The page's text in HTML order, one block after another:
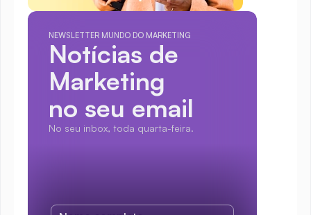
NEWSLETTER MUNDO DO MARKETING
Notícias de
Marketing
no seu email
No seu inbox, toda quarta-feira.